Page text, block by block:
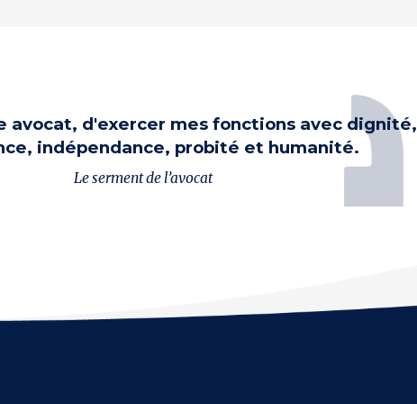
avocat, d'exercer mes fonctions avec dignité,
indépendance, probité et humanité.
Le serment de l’avocat